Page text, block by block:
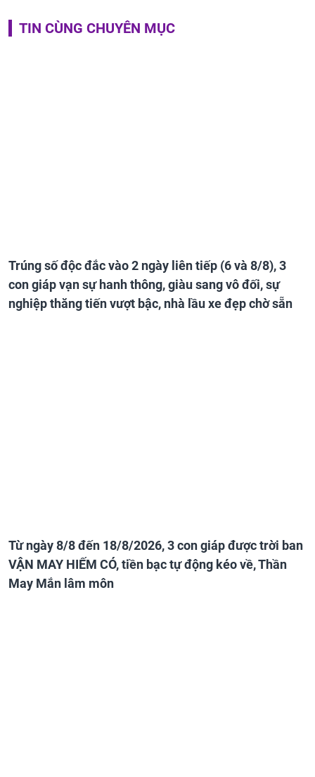
TIN CÙNG CHUYÊN MỤC
Trúng số độc đắc vào 2 ngày liên tiếp (6 và 8/8), 3
con giáp vạn sự hanh thông, giàu sang vô đối, sự
nghiệp thăng tiến vượt bậc, nhà lầu xe đẹp chờ sẵn
Từ ngày 8/8 đến 18/8/2026, 3 con giáp được trời ban
VẬN MAY HIẾM CÓ, tiền bạc tự động kéo về, Thần
May Mắn lâm môn